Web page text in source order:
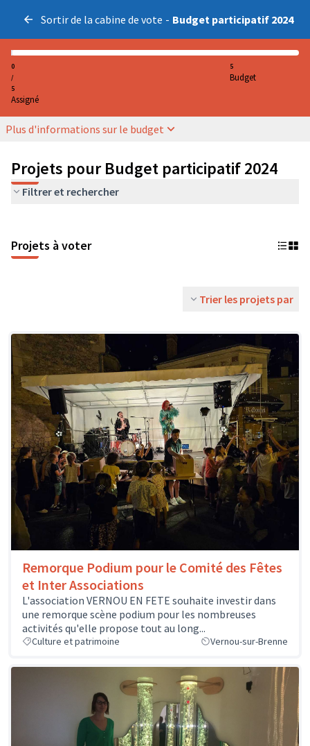
Sortir de la cabine de vote - Budget participatif 2024
0
/
5
Assigné
5
Budget
Plus d'informations sur le budget
Projets pour Budget participatif 2024
Filtrer et rechercher
Projets à voter
Trier les projets par
Remorque Podium pour le Comité des Fêtes
et Inter Associations
L'association VERNOU EN FETE souhaite investir dans
une remorque scène podium pour les nombreuses
activités qu'elle propose tout au long...
Culture et patrimoine Vernou-sur-Brenne